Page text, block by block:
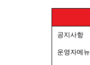
공지사항
운영자메뉴